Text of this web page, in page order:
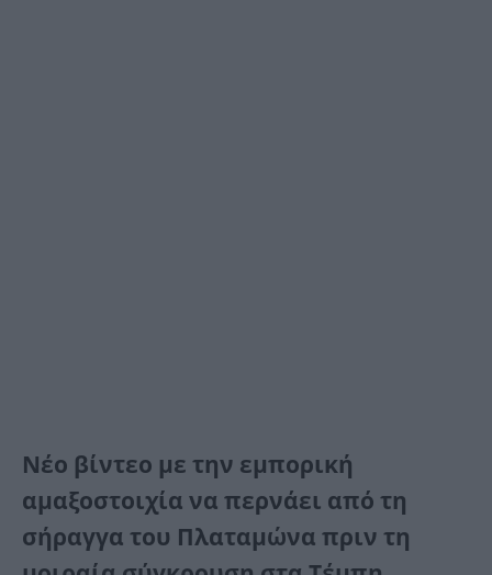
Νέο βίντεο με την εμπορική
αμαξοστοιχία να περνάει από τη
σήραγγα του Πλαταμώνα πριν τη